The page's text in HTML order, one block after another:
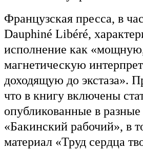
Французская пресса, в
Dauphiné Libéré,
исполнение как
магнетическую
доходящую до экстаза».
что в книгу включены
опубликованные в разные
«Бакинский рабочий», в
материал «Труд сердца